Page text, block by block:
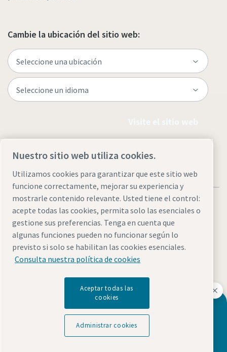
¿Desea obtener más información sobre
nuestra gama de sistemas de
almacenamiento de energía?
Cambie la ubicación del sitio web:
Avisos legales y de privacidadAdministrar cookies
Accesibilidad
Mapa del sitio
© 2026 Atlas Copco
Descubre cómo Atlas Copco Group impulsa la
tecnología que transforma el futuro.
Visita la web de Atlas Copco Group
Nuestro sitio web utiliza cookies.
Utilizamos cookies para garantizar que este sitio web
funcione correctamente, mejorar su experiencia y
mostrarle contenido relevante. Usted tiene el control:
acepte todas las cookies, permita solo las esenciales o
gestione sus preferencias. Tenga en cuenta que
algunas funciones pueden no funcionar según lo
previsto si solo se habilitan las cookies esenciales.
Consulta nuestra política de cookies
Aceptar todas las
cookies
Administrar cookies